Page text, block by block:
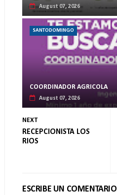
August 07, 2026
SANTODOMINGO
COORDINADOR AGRICOLA
August 07, 2026
NEXT
RECEPCIONISTA LOS
RIOS
ESCRIBE UN COMENTARIO